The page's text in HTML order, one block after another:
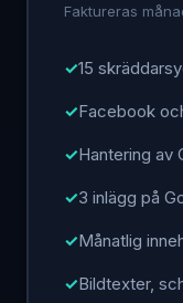
Faktureras
15
Facebook
Hantering av
3 inlägg på
Månatlig
Bildtexter,